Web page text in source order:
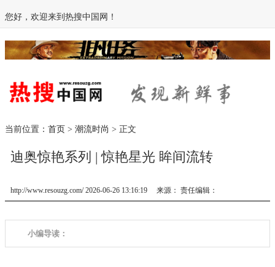
您好，欢迎来到热搜中国网！
当前位置： 首页 > 潮流时尚 > 正文
迪奥惊艳系列 | 惊艳星光 眸间流转
http://www.resouzg.com/ 2026-06-26 13:16:19 来源： 责任编辑：
小编导读：